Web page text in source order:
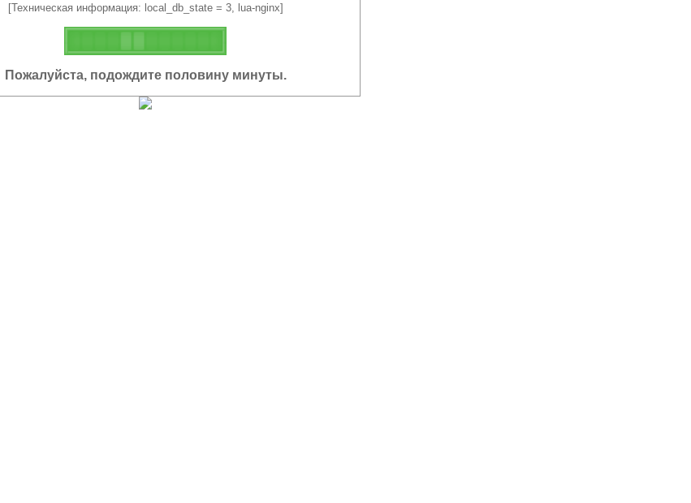
[Техническая информация: local_db_state = 3, lua-nginx]
Пожалуйста, подождите половину минуты.